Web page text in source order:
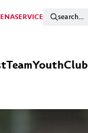
SERVICE
TeamYouthClub